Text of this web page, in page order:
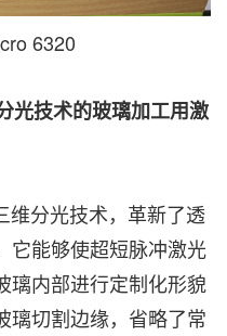
6320
光技术的玻璃加工用激
维分光技术，革新了透
它能够使超短脉冲激光
璃内部进行定制化形貌
璃切割边缘，省略了常